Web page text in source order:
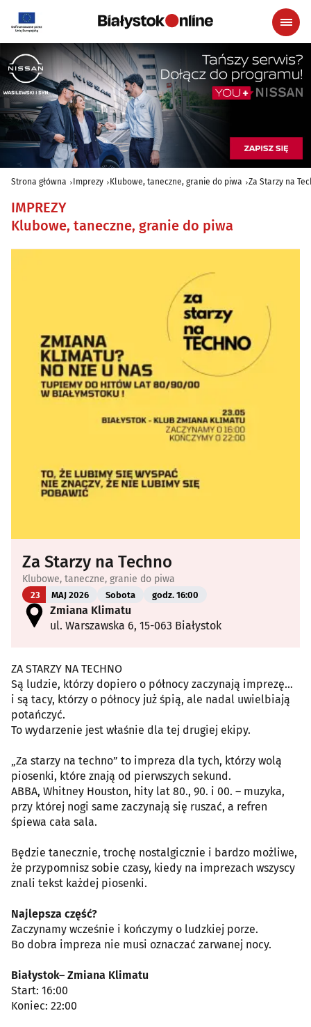
Strona główna Imprezy Klubowe, taneczne, granie do piwa Za Starzy na
IMPREZY
Klubowe, taneczne, granie do piwa
Za Starzy na Techno
Klubowe, taneczne, granie do piwa
23 MAJ 2026 Sobota godz. 16:00
Zmiana Klimatu
ul. Warszawska 6, 15-063 Białystok
ZA STARZY NA TECHNO
Są ludzie, którzy dopiero o północy zaczynają imprezę…
i są tacy, którzy o północy już śpią, ale nadal uwielbiają
potańczyć.
To wydarzenie jest właśnie dla tej drugiej ekipy.
„Za starzy na techno” to impreza dla tych, którzy wolą
piosenki, które znają od pierwszych sekund.
ABBA, Whitney Houston, hity lat 80., 90. i 00. – muzyka,
przy której nogi same zaczynają się ruszać, a refren
śpiewa cała sala.
Będzie tanecznie, trochę nostalgicznie i bardzo możliwe,
że przypomnisz sobie czasy, kiedy na imprezach wszyscy
znali tekst każdej piosenki.
Najlepsza część?
Zaczynamy wcześnie i kończymy o ludzkiej porze.
Bo dobra impreza nie musi oznaczać zarwanej nocy.
Białystok– Zmiana Klimatu
Start: 16:00
Koniec: 22:00